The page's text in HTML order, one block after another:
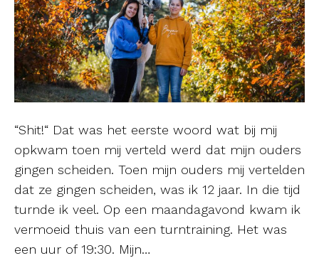
“Shit!“ Dat was het eerste woord wat bij mij
opkwam toen mij verteld werd dat mijn ouders
gingen scheiden. Toen mijn ouders mij vertelden
dat ze gingen scheiden, was ik 12 jaar. In die tijd
turnde ik veel. Op een maandagavond kwam ik
vermoeid thuis van een turntraining. Het was
een uur of 19:30. Mijn…